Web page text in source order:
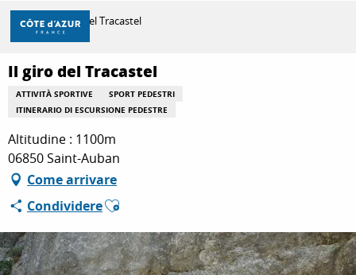
Aller
contenu
principal
SCOPRIRE
PER FARE
SOGGIORNO
Casa Il giro del Tracastel
Il giro del Tracastel
ATTIVITÀ SPORTIVE
SPORT PEDESTRI
ITINERARIO DI ESCURSIONE PEDESTRE
Altitudine : 1100m
06850 Saint-Auban
Come arrivare
CondividereAjouter aux favoris